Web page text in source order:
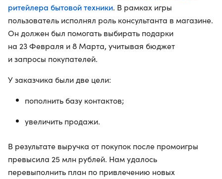
ритейлера бытовой техники. В рамках игры
пользователь исполнял роль консультанта в магазине.
Он должен был помогать выбирать подарки
на 23 Февраля и 8 Марта, учитывая бюджет
и запросы покупателей.
У заказчика были две цели:
пополнить базу контактов;
увеличить продажи.
В результате выручка от покупок после промоигры
превысила 25 млн рублей. Нам удалось
перевыполнить план по привлечению новых